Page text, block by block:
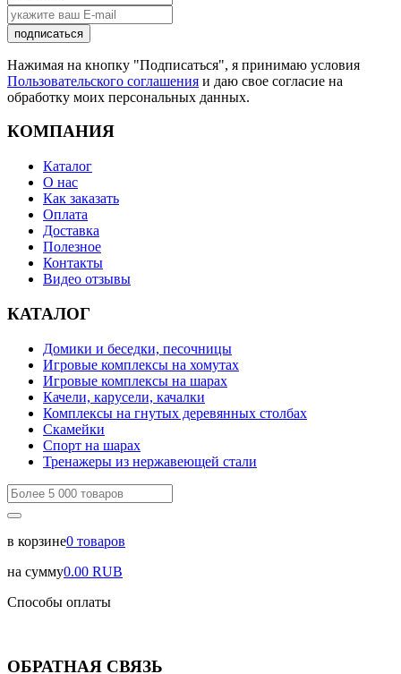
подписаться
Нажимая на кнопку "Подписаться", я принимаю условия
Пользовательского соглашения и даю свое согласие на
обработку моих персональных данных.
КОМПАНИЯ
Каталог
О нас
Как заказать
Оплата
Доставка
Полезное
Контакты
Видео отзывы
КАТАЛОГ
Домики и беседки, песочницы
Игровые комплексы на хомутах
Игровые комплексы на шарах
Качели, карусели, качалки
Комплексы на гнутых деревянных столбах
Скамейки
Спорт на шарах
Тренажеры из нержавеющей стали
в корзине0 товаров
на сумму0.00 RUB
Способы оплаты
ОБРАТНАЯ СВЯЗЬ